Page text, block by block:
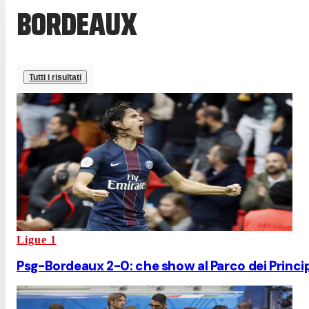
BORDEAUX
Tutti i risultati
Ligue 1
Psg-Bordeaux 2-0: che show al Parco dei